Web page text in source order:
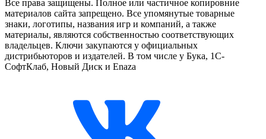
Все права защищены. Полное или частичное копировние
материалов сайта запрещено. Все упомянутые товарные
знаки, логотипы, названия игр и компаний, а также
материалы, являются собственностью соответствующих
владельцев. Ключи закупаются у официальных
дистрибьюторов и издателей. В том числе у Бука, 1С-
СофтКлаб, Новый Диск и Enaza